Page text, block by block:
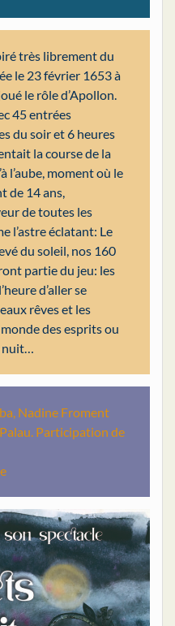
très librement du
le 23 février 1653 à
le rôle d’Apollon.
45 entrées
du soir et 6 heures
la course de la
l’aube, moment où le
de 14 ans,
de toutes les
l’astre éclatant: Le
du soleil, nos 160
partie du jeu: les
d’aller se
rêves et les
des esprits ou
nuit…
Nadine Froment
Participation de